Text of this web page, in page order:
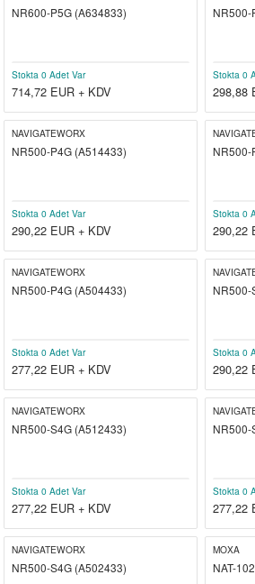
Anahtarlar
NR600-P5G (A634833)
Stokta 0 Adet Var
714,72 EUR + KDV
NR500-
Stokta 0
298,88
NAVIGATEWORX
NR500-P4G (A514433)
Stokta 0 Adet Var
290,22 EUR + KDV
NR500-
Stokta 0
290,22
NAVIGATEWORX
NR500-P4G (A504433)
Stokta 0 Adet Var
277,22 EUR + KDV
NR500-
Stokta 0
290,22
NAVIGATEWORX
NR500-S4G (A512433)
Stokta 0 Adet Var
277,22 EUR + KDV
NR500-
Stokta 0
277,22
NAVIGATEWORX
NR500-S4G (A502433)
MOXA
NAT-